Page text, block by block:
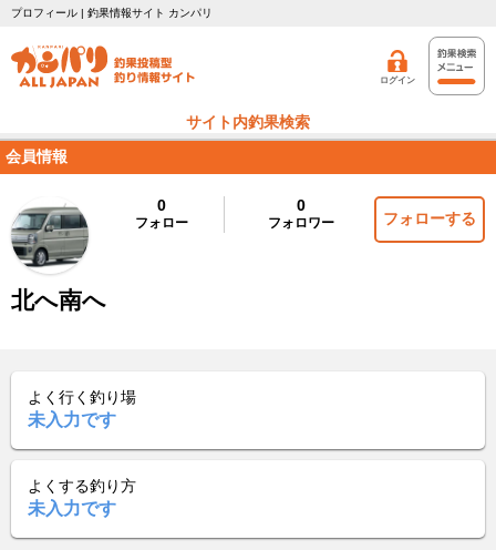
プロフィール | 釣果情報サイト カンパリ
ログイン
サイト内釣果検索
会員情報
0
フォロー
0
フォロワー フォローする
北へ南へ
よく行く釣り場
未入力です
よくする釣り方
未入力です